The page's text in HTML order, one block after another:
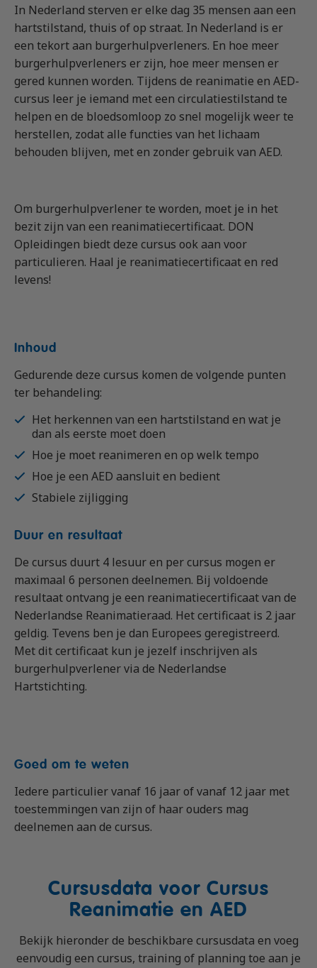
Vrachtauto met aanhanger CE
Rijbewijs D (Bus)
Bus met aanhanger rijbewijs (DE)
Lange Zware Voertuigen (LZV)
Trekker (T)
Taxi (Opleiding taxichauffeur)
Training elektrische bestelbus
Machinist autolaadkraan met hijsfunctie
Reachtruck
VCA
Veiligheidstrainingen op maat
Praktijkopleider
Praktijktrainer (PTN)
Taaltraining Engels
In Nederland sterven er elke dag 35 mensen aan een
hartstilstand, thuis of op straat. In Nederland is er
een tekort aan burgerhulpverleners. En hoe meer
burgerhulpverleners er zijn, hoe meer mensen er
gered kunnen worden. Tijdens de reanimatie en AED-
cursus leer je iemand met een circulatiestilstand te
helpen en de bloedsomloop zo snel mogelijk weer te
herstellen, zodat alle functies van het lichaam
behouden blijven, met en zonder gebruik van AED.
Om burgerhulpverlener te worden, moet je in het
bezit zijn van een reanimatiecertificaat. DON
Opleidingen biedt deze cursus ook aan voor
particulieren. Haal je reanimatiecertificaat en red
levens!
Inhoud
Gedurende deze cursus komen de volgende punten
ter behandeling:
Het herkennen van een hartstilstand en wat je
dan als eerste moet doen
Hoe je moet reanimeren en op welk tempo
Hoe je een AED aansluit en bedient
Stabiele zijligging
Duur en resultaat
De cursus duurt 4 lesuur en per cursus mogen er
maximaal 6 personen deelnemen. Bij voldoende
resultaat ontvang je een reanimatiecertificaat van de
Nederlandse Reanimatieraad. Het certificaat is 2 jaar
geldig. Tevens ben je dan Europees geregistreerd.
Met dit certificaat kun je jezelf inschrijven als
burgerhulpverlener via de Nederlandse
Hartstichting.
Goed om te weten
Iedere particulier vanaf 16 jaar of vanaf 12 jaar met
toestemmingen van zijn of haar ouders mag
deelnemen aan de cursus.
Cursusdata voor Cursus
Reanimatie en AED
Bekijk hieronder de beschikbare cursusdata en voeg
eenvoudig een cursus, training of planning toe aan je